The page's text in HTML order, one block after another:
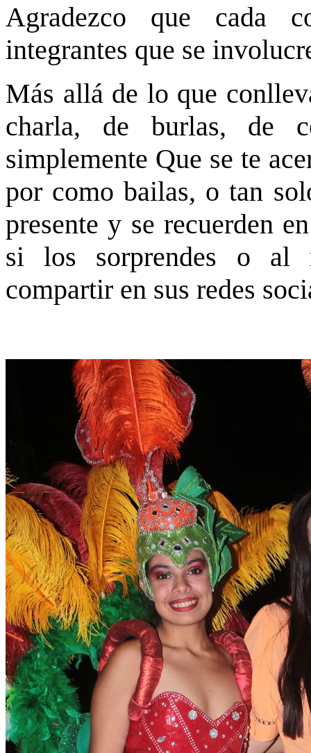
Agradezco que cada
integrantes que se
Más allá de lo que
charla, de burlas, de
simplemente Que se te
por como bailas, o tan
presente y se recuerden
si los sorprendes o al
compartir en sus redes